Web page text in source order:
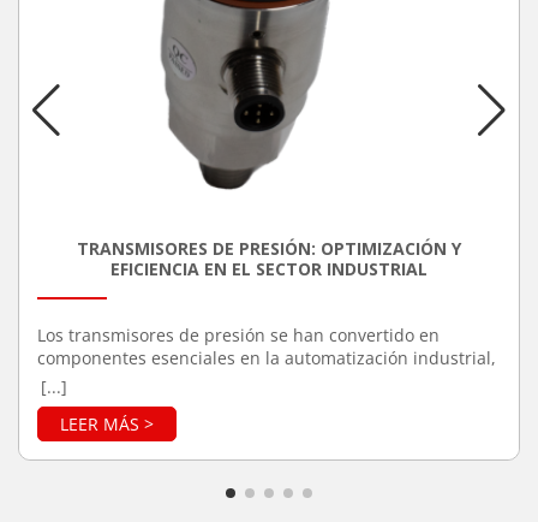
TRANSMISORES DE PRESIÓN: OPTIMIZACIÓN Y
EFICIENCIA EN EL SECTOR INDUSTRIAL
Los transmisores de presión se han convertido en
componentes esenciales en la automatización industrial,
debido a su capacidad para mejorar la precisión y
eficiencia en una variedad de procesos. Estos
dispositivos son responsables de medir la presión de
gases o líquidos en sistemas cerrados, transformando
monitoreadas y controladas. Su aplicación se extiende a
[...]